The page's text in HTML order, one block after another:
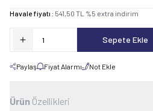
Havale fiyatı : 541,50 TL %5 extra indirim
Sepete Ekle
Paylaş Fiyat Alarmı Not Ekle
Ürün Özellikleri